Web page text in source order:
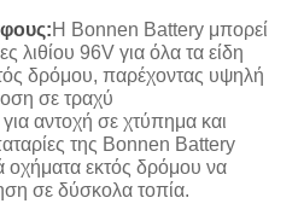
Η Bonnen Battery μπορεί
λιθίου 96V για όλα τα είδη
δρόμου, παρέχοντας υψηλή
σε τραχύ
αντοχή σε χτύπημα και
της Bonnen Battery
οχήματα εκτός δρόμου να
σε δύσκολα τοπία.